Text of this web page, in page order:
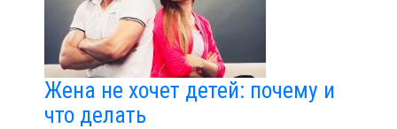
Жена не хочет детей: почему и
что делать